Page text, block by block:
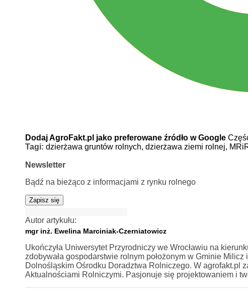
Dodaj AgroFakt.pl jako preferowane źródło w Google
Tagi: dzierżawa gruntów rolnych, dzierżawa ziemi rolnej,
Newsletter
Bądź na bieżąco z informacjami z rynku rolnego
Zapisz się
Autor artykułu:
mgr inż. Ewelina Marciniak-Czerniatowicz
Ukończyła Uniwersytet Przyrodniczy we Wrocławiu na
zdobywała gospodarstwie rolnym położonym w Gminie
Dolnośląskim Ośrodku Doradztwa Rolniczego. W agrofakt.pl
Aktualnościami Rolniczymi. Pasjonuje się projektowaniem i